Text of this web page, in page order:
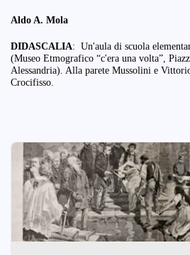
Aldo A. Mola
DIDASCALIA: Un'aula di scuola
(Museo Etmografico “c'era una volta”,
Alessandria). Alla parete Mussolini e
Crocifisso.